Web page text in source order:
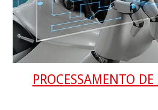
PROCESSAMENTO